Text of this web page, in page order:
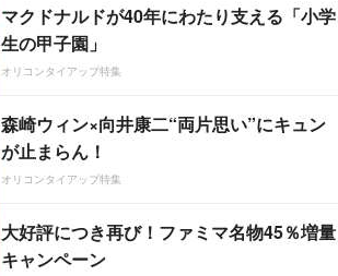
マクドナルドが40年にわたり支える「小学
生の甲子園」
オリコンタイアップ特集
森崎ウィン×向井康二“両片思い”にキュン
が止まらん！
オリコンタイアップ特集
大好評につき再び！ファミマ名物45％増量
キャンペーン